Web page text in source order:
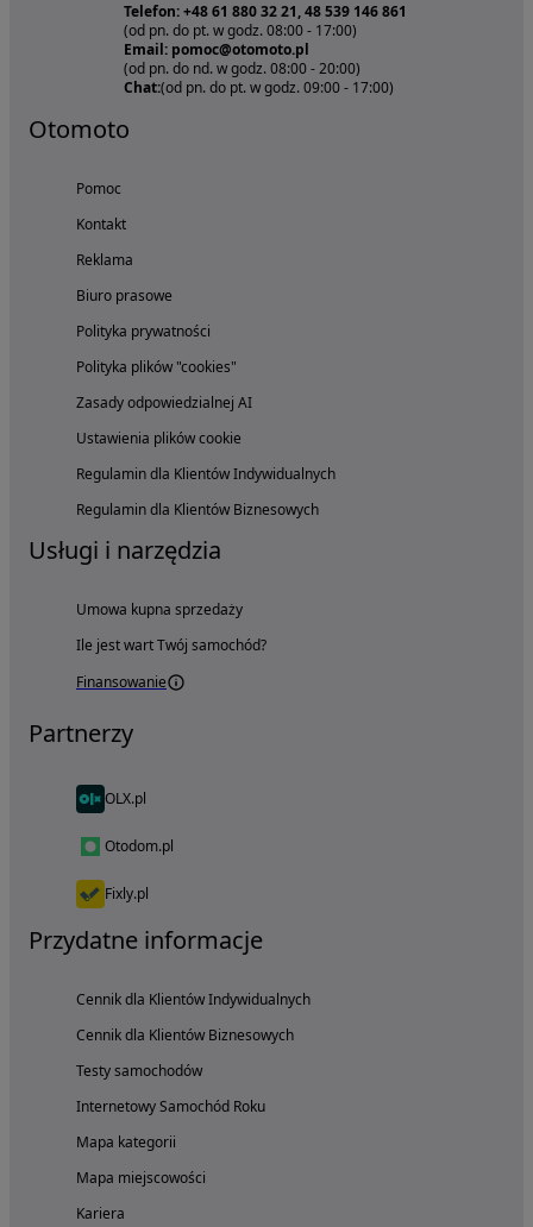
Telefon: +48 61 880 32 21, 48 539 146 861
(od pn. do pt. w godz. 08:00 - 17:00)
Email: pomoc@otomoto.pl
(od pn. do nd. w godz. 08:00 - 20:00)
Chat:(od pn. do pt. w godz. 09:00 - 17:00)
Otomoto
Pomoc
Kontakt
Reklama
Biuro prasowe
Polityka prywatności
Polityka plików "cookies"
Zasady odpowiedzialnej AI
Ustawienia plików cookie
Regulamin dla Klientów Indywidualnych
Regulamin dla Klientów Biznesowych
Usługi i narzędzia
Umowa kupna sprzedaży
Ile jest wart Twój samochód?
Finansowanie
Partnerzy
OLX.pl
Otodom.pl
Fixly.pl
Przydatne informacje
Cennik dla Klientów Indywidualnych
Cennik dla Klientów Biznesowych
Testy samochodów
Internetowy Samochód Roku
Mapa kategorii
Mapa miejscowości
Kariera